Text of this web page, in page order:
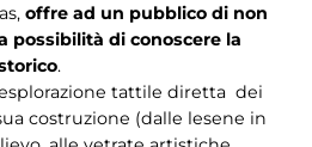
offre ad un pubblico di non
possibilità di conoscere la
.
tattile diretta dei
costruzione (dalle lesene in